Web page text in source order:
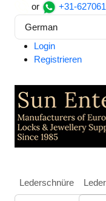
or +31-
German
Login
Registrieren
Lederschnüre